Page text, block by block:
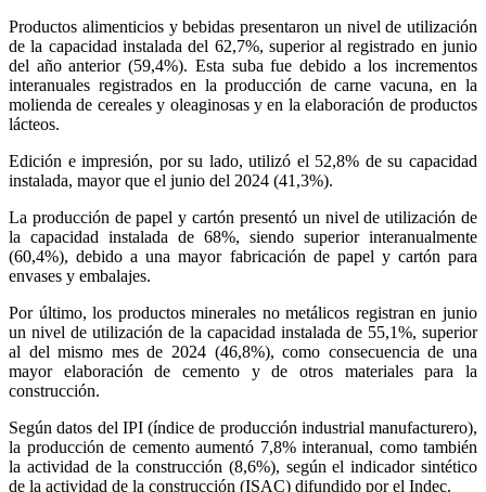
Productos alimenticios y bebidas presentaron un nivel de utilización
de la capacidad instalada del 62,7%, superior al registrado en junio
del año anterior (59,4%). Esta suba fue debido a los incrementos
interanuales registrados en la producción de carne vacuna, en la
molienda de cereales y oleaginosas y en la elaboración de productos
lácteos.
Edición e impresión, por su lado, utilizó el 52,8% de su capacidad
instalada, mayor que el junio del 2024 (41,3%).
La producción de papel y cartón presentó un nivel de utilización de
la capacidad instalada de 68%, siendo superior interanualmente
(60,4%), debido a una mayor fabricación de papel y cartón para
envases y embalajes.
Por último, los productos minerales no metálicos registran en junio
un nivel de utilización de la capacidad instalada de 55,1%, superior
al del mismo mes de 2024 (46,8%), como consecuencia de una
mayor elaboración de cemento y de otros materiales para la
construcción.
Según datos del IPI (índice de producción industrial manufacturero),
la producción de cemento aumentó 7,8% interanual, como también
la actividad de la construcción (8,6%), según el indicador sintético
de la actividad de la construcción (ISAC) difundido por el Indec.